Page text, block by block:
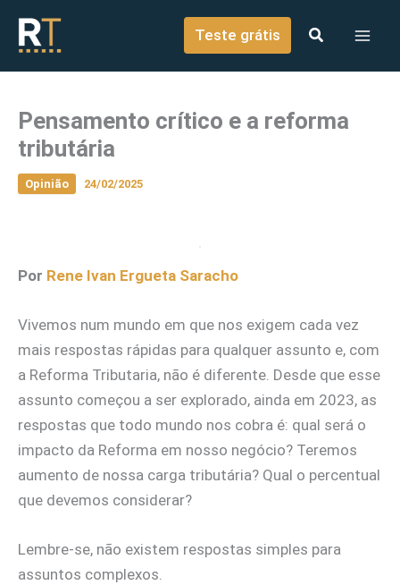
conteúdo
Teste grátis
Pensamento crítico e a reforma
tributária
Opinião 24/02/2025
Por Rene Ivan Ergueta Saracho
Vivemos num mundo em que nos exigem cada vez
mais respostas rápidas para qualquer assunto e, com
a Reforma Tributaria, não é diferente. Desde que esse
assunto começou a ser explorado, ainda em 2023, as
respostas que todo mundo nos cobra é: qual será o
impacto da Reforma em nosso negócio? Teremos
aumento de nossa carga tributária? Qual o percentual
que devemos considerar?
Lembre-se, não existem respostas simples para
assuntos complexos.